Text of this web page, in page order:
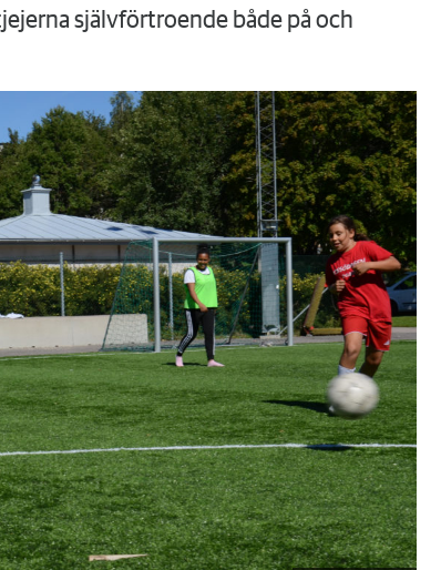
självförtroende både på och